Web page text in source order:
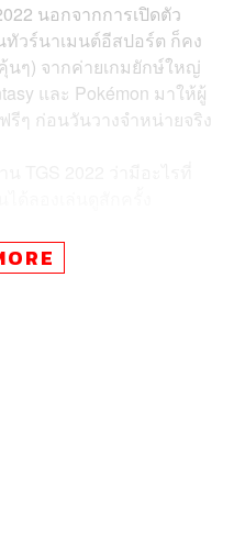
นอกจากการเปิดตัว
วร์นาเมนต์อีสปอร์ต ก็คง
ๆ) จากค่ายเกมยักษ์ใหญ่
และ Pokémon มาให้ผู้
ๆ ก่อนวันวางจำหน่ายจริง